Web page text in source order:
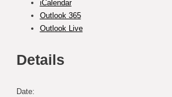
iCalendar
Outlook 365
Outlook Live
Details
Date: